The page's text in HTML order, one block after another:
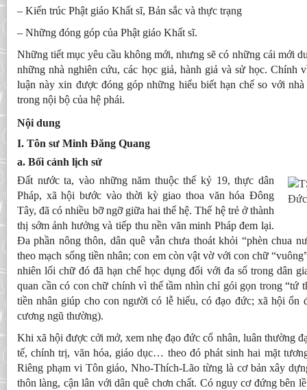
– Kiến trúc Phật giáo Khất sĩ, Bản sắc và thực trạng
– Những đóng góp của Phật giáo Khất sĩ.
Những tiết mục yêu cầu không mới, nhưng sẽ có những cái mới
những nhà nghiên cứu, các học giả, hành giả và sử học. Chính
luận này xin được đóng góp những hiểu biết hạn chế so với
trong nội bộ của hệ phái.
Nội dung
I. Tôn sư Minh Đăng Quang
a. Bối cảnh lịch sử
Đức
Đất nước ta, vào những năm thuộc thế kỷ 19, thực dân
Pháp, xã hội bước vào thời kỳ giao thoa văn hóa Đông
Tây, đã có nhiều bỡ ngỡ giữa hai thế hệ. Thế hệ trẻ ở thành
thị sớm ảnh hưởng và tiếp thu nền văn minh Pháp đem lại.
Đa phần nông thôn, dân quê vẫn chưa thoát khỏi “phèn chua
theo mạch sống tiền nhân; con em còn vật vờ với con chữ
nhiên lối chữ đó đã hạn chế học dụng đối với đa số trong dân
quan cần có con chữ chính vì thế tầm nhìn chỉ gói gọn trong “tứ
tiền nhân giúp cho con người có lễ hiếu, có đạo đức; xã hội ổn
cương ngũ thường).
Khi xã hội được cởi mở, xem nhẹ đạo đức cổ nhân, luân thường
tế, chính trị, văn hóa, giáo dục… theo đó phát sinh hai mặt
Riêng phạm vi Tôn giáo, Nho-Thích-Lão từng là cơ bản xây
thôn làng, cận lân với dân quê chơn chất. Có nguy cơ đứng bên